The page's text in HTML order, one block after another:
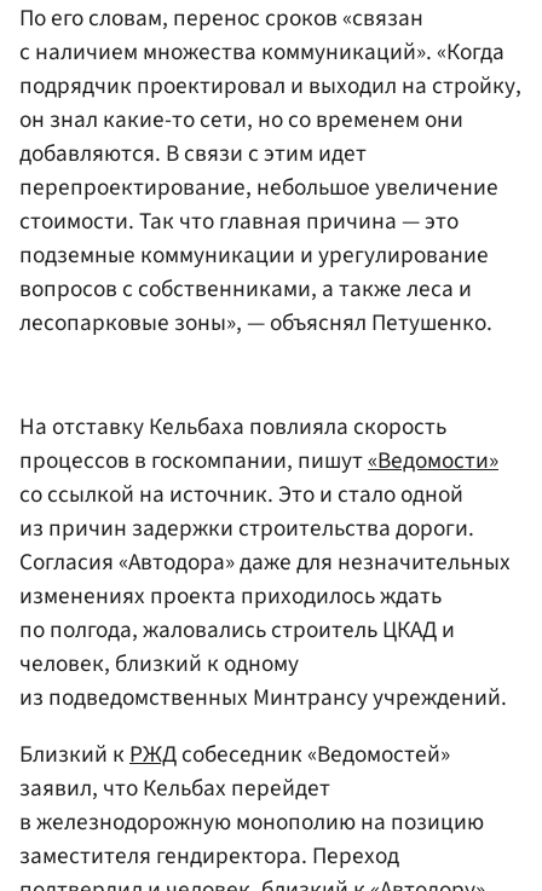
По его словам, перенос сроков «связан
с наличием множества коммуникаций». «Когда
подрядчик проектировал и выходил на стройку,
он знал какие-то сети, но со временем они
добавляются. В связи с этим идет
перепроектирование, небольшое увеличение
стоимости. Так что главная причина — это
подземные коммуникации и урегулирование
вопросов с собственниками, а также леса и
лесопарковые зоны», — объяснял Петушенко.
На отставку Кельбаха повлияла скорость
процессов в госкомпании, пишут«Ведомости»
со ссылкой на источник. Это и стало одной
из причин задержки строительства дороги.
Согласия «Автодора» даже для незначительных
изменениях проекта приходилось ждать
по полгода, жаловались строитель ЦКАД и
человек, близкий к одному
из подведомственных Минтрансу учреждений.
Близкий кРЖДсобеседник «Ведомостей»
заявил, что Кельбах перейдет
в железнодорожную монополию на позицию
заместителя гендиректора. Переход